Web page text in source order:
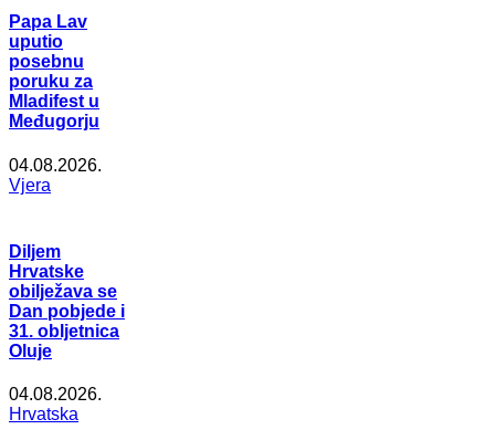
Papa Lav
uputio
posebnu
poruku za
Mladifest u
Međugorju
04.08.2026.
Vjera
Diljem
Hrvatske
obilježava se
Dan pobjede i
31. obljetnica
Oluje
04.08.2026.
Hrvatska